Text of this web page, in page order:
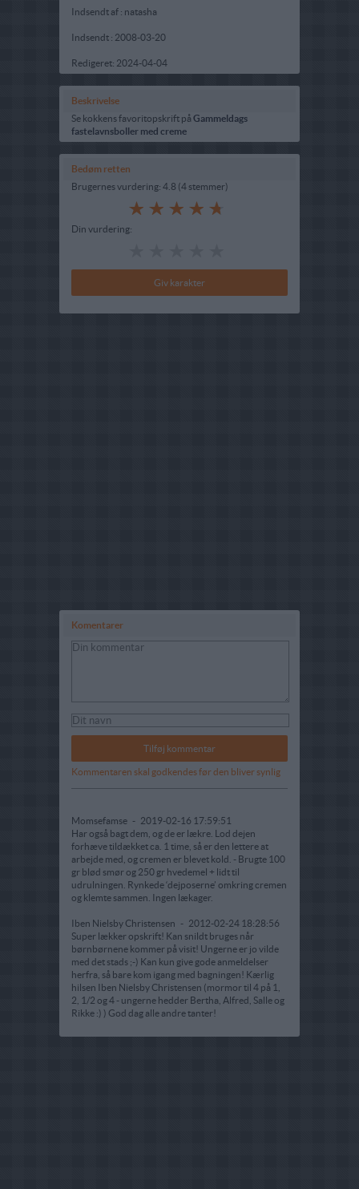
Indsendt af : natasha
Indsendt : 2008-03-20
Redigeret: 2024-04-04
Beskrivelse
Se kokkens favoritopskrift på Gammeldags
fastelavnsboller med creme
Bedøm retten
Brugernes vurdering: 4.8 (4 stemmer)
Din vurdering:
Komentarer
Kommentaren skal godkendes før den bliver synlig
Momsefamse - 2019-02-16 17:59:51
Har også bagt dem, og de er lækre. Lod dejen
forhæve tildækket ca. 1 time, så er den lettere at
arbejde med, og cremen er blevet kold. - Brugte 100
gr blød smør og 250 gr hvedemel + lidt til
udrulningen. Rynkede ‘dejposerne’ omkring cremen
og klemte sammen. Ingen lækager.
Iben Nielsby Christensen - 2012-02-24 18:28:56
Super lækker opskrift! Kan snildt bruges når
børnbørnene kommer på visit! Ungerne er jo vilde
med det stads ;-) Kan kun give gode anmeldelser
herfra, så bare kom igang med bagningen! Kærlig
hilsen Iben Nielsby Christensen (mormor til 4 på 1,
2, 1/2 og 4 - ungerne hedder Bertha, Alfred, Salle og
Rikke :) ) God dag alle andre tanter!